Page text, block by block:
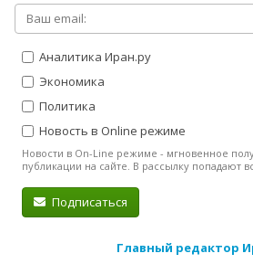
Аналитика Иран.ру
Экономика
Политика
Новость в Online режиме
Новости в On-Line режиме - мгновенное
публикации на сайте. В рассылку попадают
Подписаться
Главный редактор